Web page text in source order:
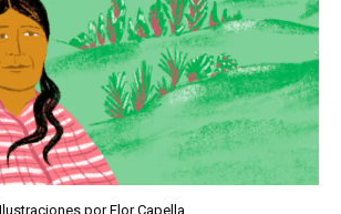
Ilustraciones por Flor Capella.